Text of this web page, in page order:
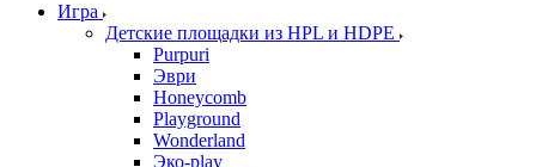
Игра
Детские площадки из HPL и HDPE
Purpuri
Эври
Honeycomb
Playground
Wonderland
Эко-play